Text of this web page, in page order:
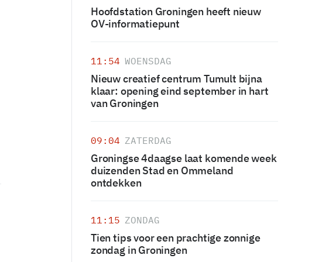
Hoofdstation Groningen heeft nieuw
OV-informatiepunt
11:54 WOENSDAG
Nieuw creatief centrum Tumult bijna
klaar: opening eind september in hart
van Groningen
09:04 ZATERDAG
Groningse 4daagse laat komende week
duizenden Stad en Ommeland
ontdekken
11:15 ZONDAG
Tien tips voor een prachtige zonnige
zondag in Groningen